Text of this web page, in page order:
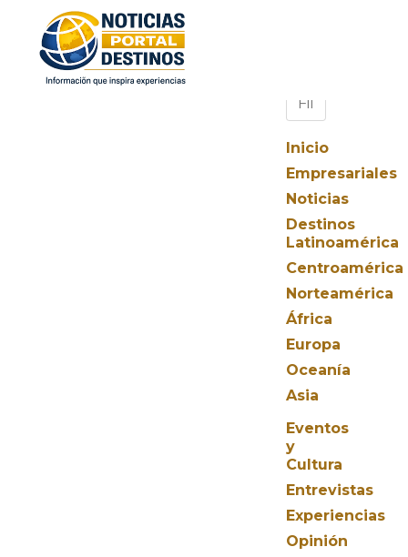
Inicio
Empresariales
Noticias
Destinos
Latinoamérica
Centroamérica
Norteamérica
África
Europa
Oceanía
Asia
Eventos
y
Cultura
Entrevistas
Experiencias
Opinión